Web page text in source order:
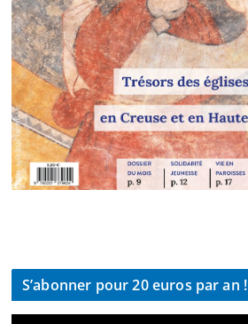
S’abonner pour 20 euros par an !